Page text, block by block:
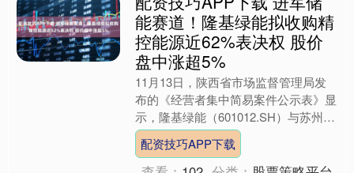
能赛道！隆基绿能拟收购精
控能源近62%表决权 股价
盘中涨超5%
11月13日，陕西省市场监督管理局发
布的《经营者集中简易案件公示表》显
示，隆基绿能（601012.SH）与苏州精
控能源科技股份有限公司（“精控能
源”）等签署协议....
配资技巧APP下载